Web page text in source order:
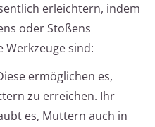
erleichtern, indem
oder Stoßens
Werkzeuge sind:
ermöglichen es,
zu erreichen. Ihr
es, Muttern auch in